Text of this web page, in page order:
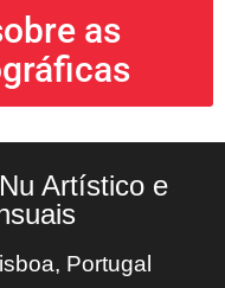
as
Artístico e
Portugal